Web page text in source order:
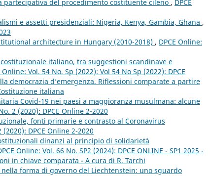
partecipativa del procedimento costituente cileno , DPCE
e assetti presidenziali: Nigeria, Kenya, Gambia, Ghana ,
architecture in Hungary (2010-2018) , DPCE Online:
italiano, tra suggestioni scandinave e
Online: Vol. 54 No. Sp (2022): Vol 54 No Sp (2022): DPCE
democrazia d’emergenza. Riflessioni comparate a partire
italiana
Covid-19 nei paesi a maggioranza musulmana: alcune
2 (2020): DPCE Online 2-2020
fonti primarie e contrasto al Coronavirus
(2020): DPCE Online 2-2020
dinanzi al principio di solidarietà
Online: Vol. 66 No. SP2 (2024): DPCE ONLINE - SP1 2025 -
in chiave comparata - A cura di R. Tarchi
forma di governo del Liechtenstein: uno sguardo